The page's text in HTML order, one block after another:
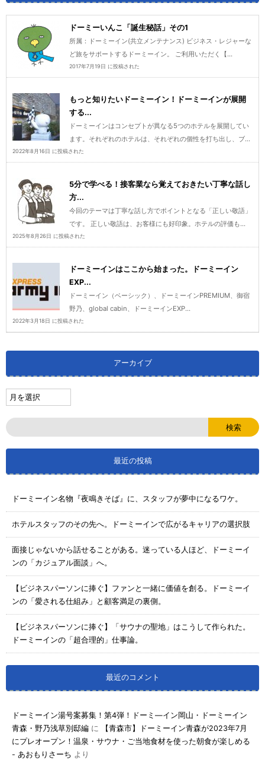
ドーミーいんこ「誕生秘話」その1
所属：ドーミーイン(共立メンテナンス) ビジネス・レジャーな
ど旅をサポートするドーミーイン。 ご利用いただく【...
2017年7月19日 に投稿された
もっと知りたいドーミーイン！ドーミーインが展開
する...
ドーミーインはコンセプトが異なる5つのホテルを展開してい
ます。それぞれのホテルは、それぞれの個性を打ち出し、ブ...
2022年8月16日 に投稿された
5分で学べる！接客業なら覚えておきたい丁寧な話し
方...
今回のテーマは丁寧な話し方でポイントとなる「正しい敬語」
です。 正しい敬語は、お客様にも好印象。ホテルの評価も...
2025年8月26日 に投稿された
ドーミーインはここから始まった。ドーミーイン
EXP...
ドーミーイン（ベーシック）、ドーミーインPREMIUM、御宿
野乃、global cabin、ドーミーインEXP...
2022年3月18日 に投稿された
アーカイブ
最近の投稿
ドーミーイン名物『夜鳴きそば』に、スタッフが夢中になるワケ。
ホテルスタッフのその先へ。ドーミーインで広がるキャリアの選択肢
面接じゃないから話せることがある。迷っている人ほど、ドーミーイ
ンの「カジュアル面談」へ。
【ビジネスパーソンに捧ぐ】ファンと一緒に価値を創る。ドーミーイ
ンの「愛される仕組み」と顧客満足の裏側。
【ビジネスパーソンに捧ぐ】「サウナの聖地」はこうして作られた。
ドーミーインの「超合理的」仕事論。
最近のコメント
ドーミーイン湯号案募集！第4弾！ドーミ―イン岡山・ドーミーイン
青森・野乃浅草別邸編 に
【青森市】ドーミーイン青森が2023年7月
にプレオープン！温泉・サウナ・ご当地食材を使った朝食が楽しめる
- あおもりさーち より